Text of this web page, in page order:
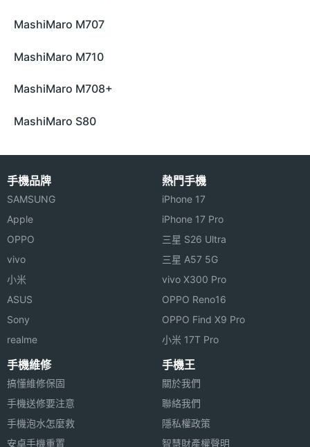
MashiMaro M707
MashiMaro M710
MashiMaro M708+
MashiMaro S80
手機品牌
SAMSUNG
Apple
OPPO
vivo
小米
ASUS
Sony
realme
熱門手機
iPhone 17
iPhone 17 Pro
三星 S26 Ultra
三星 A57 5G
vivo X300 Pro
OPPO Reno16
OPPO Find X9 Pro
小米 17T Pro
手機維修
搞懂維修保固
手機送修要注意
手機泡水怎麼救
安卓手機重置
手機王
關於我們
聯絡我們
隱私權政策
智慧財產權聲明